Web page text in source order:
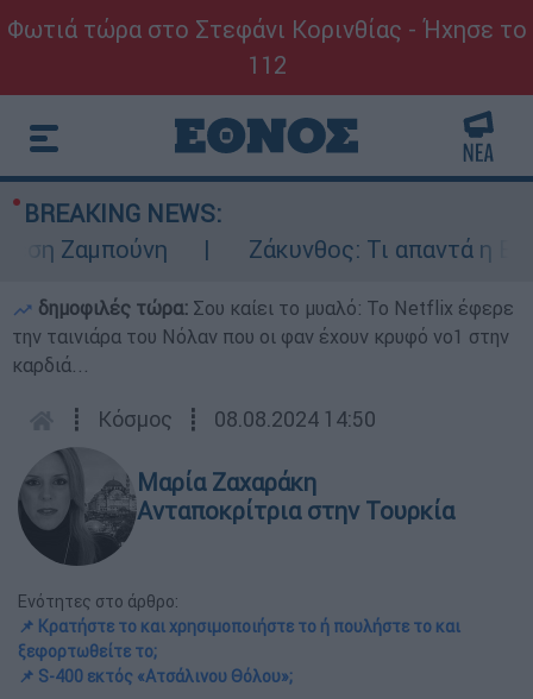
Φωτιά τώρα στο Στεφάνι Κορινθίας - Ήχησε το
112
BREAKING NEWS:
Ζαμπούνη
Ζάκυνθος: Τι απαντά η ΕΛΑΣ
δημοφιλές τώρα: Σου καίει το μυαλό: Το Netflix έφερε
την ταινιάρα του Νόλαν που οι φαν έχουν κρυφό νο1 στην
καρδιά...
┋ Κόσμος ┋ 08.08.2024 14:50
Μαρία Ζαχαράκη
Ανταποκρίτρια στην Τουρκία
Ενότητες στο άρθρο:
📌 Κρατήστε το και χρησιμοποιήστε το ή πουλήστε το και
ξεφορτωθείτε το;
📌 S-400 εκτός «Ατσάλινου Θόλου»;